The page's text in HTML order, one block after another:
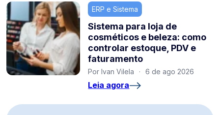
ERP e Sistema
Sistema para loja de
cosméticos e beleza: como
controlar estoque, PDV e
faturamento
Por Ivan Vilela · 6 de ago 2026
Leia agora